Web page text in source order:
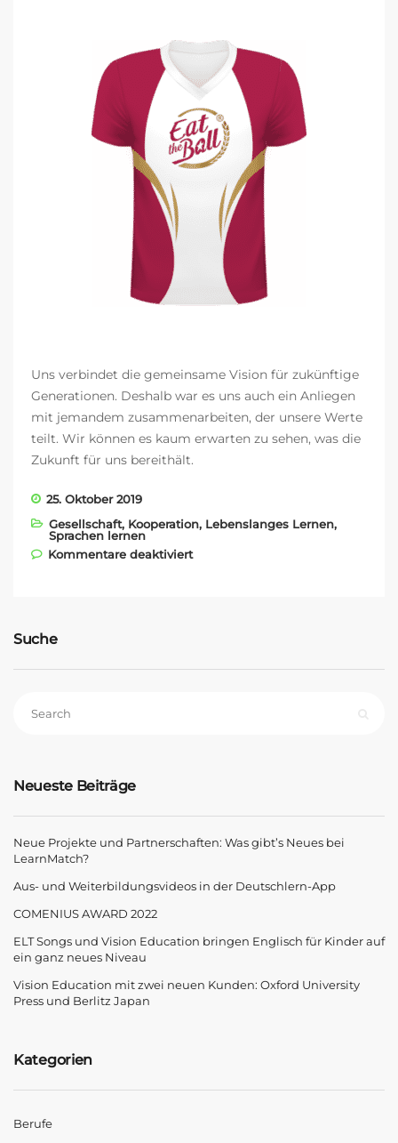
Uns verbindet die gemeinsame Vision für zukünftige
Generationen. Deshalb war es uns auch ein Anliegen
mit jemandem zusammenarbeiten, der unsere Werte
teilt. Wir können es kaum erwarten zu sehen, was die
Zukunft für uns bereithält.
25. Oktober 2019
Gesellschaft, Kooperation, Lebenslanges Lernen,
Sprachen lernen
Kommentare deaktiviertfür Eat the Ball – das Brot der
Suche
Neueste Beiträge
Neue Projekte und Partnerschaften: Was gibt’s Neues bei
LearnMatch?
Aus- und Weiterbildungsvideos in der Deutschlern-App
COMENIUS AWARD 2022
ELT Songs und Vision Education bringen Englisch für Kinder auf
ein ganz neues Niveau
Vision Education mit zwei neuen Kunden: Oxford University
Press und Berlitz Japan
Kategorien
Berufe